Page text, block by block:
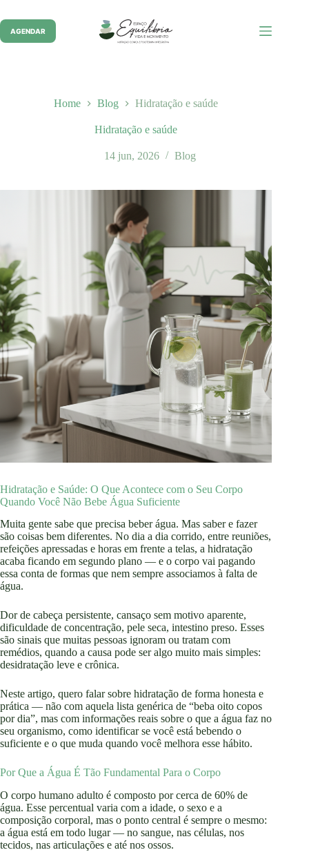
para
conteúdo
AGENDAR
Home Blog Hidratação e saúde
Hidratação e saúde
14 jun, 2026 Blog
Hidratação e Saúde: O Que Acontece com o Seu Corpo
Quando Você Não Bebe Água Suficiente
Muita gente sabe que precisa beber água. Mas saber e fazer
são coisas bem diferentes. No dia a dia corrido, entre reuniões,
refeições apressadas e horas em frente a telas, a hidratação
acaba ficando em segundo plano — e o corpo vai pagando
essa conta de formas que nem sempre associamos à falta de
água.
Dor de cabeça persistente, cansaço sem motivo aparente,
dificuldade de concentração, pele seca, intestino preso. Esses
são sinais que muitas pessoas ignoram ou tratam com
remédios, quando a causa pode ser algo muito mais simples:
desidratação leve e crônica.
Neste artigo, quero falar sobre hidratação de forma honesta e
prática — não com aquela lista genérica de “beba oito copos
por dia”, mas com informações reais sobre o que a água faz no
seu organismo, como identificar se você está bebendo o
suficiente e o que muda quando você melhora esse hábito.
Por Que a Água É Tão Fundamental Para o Corpo
O corpo humano adulto é composto por cerca de 60% de
água. Esse percentual varia com a idade, o sexo e a
composição corporal, mas o ponto central é sempre o mesmo:
a água está em todo lugar — no sangue, nas células, nos
tecidos, nas articulações e até nos ossos.